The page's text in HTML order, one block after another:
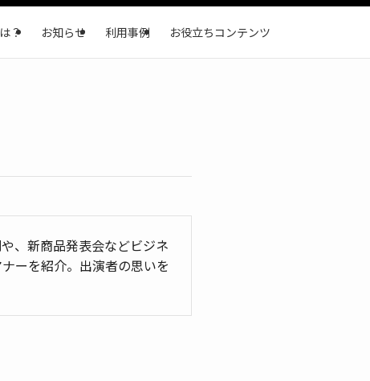
？ お知らせ 利用事例 お役立ちコンテンツ
、新商品発表会などビジネ
ーを紹介。出演者の思いを